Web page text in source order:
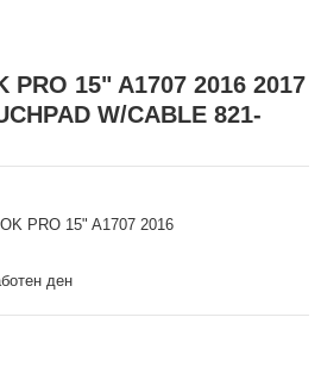
PRO 15" A1707 2016 2017
W/CABLE 821-
PRO 15" A1707 2016
ден